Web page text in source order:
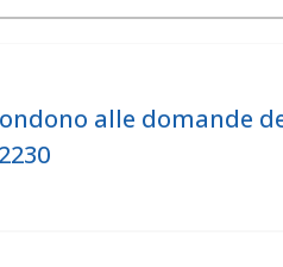
alle domande